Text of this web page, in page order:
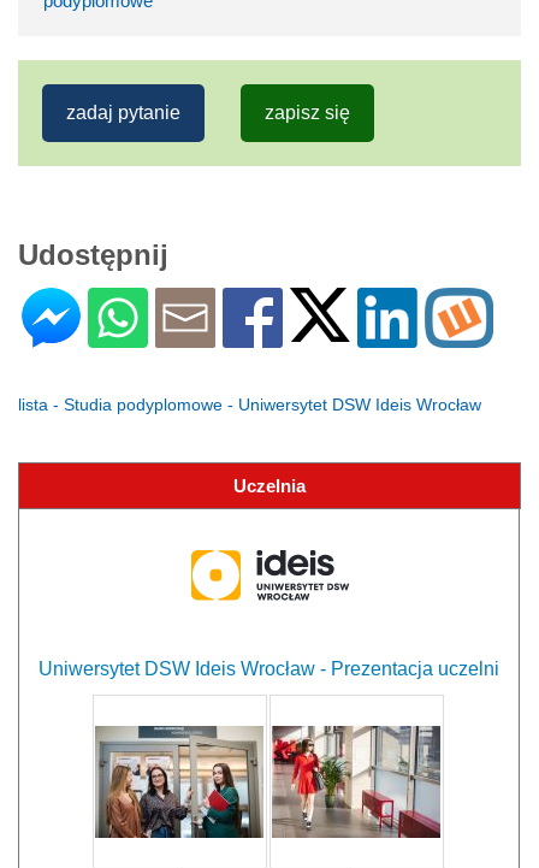
zadaj pytanie zapisz się
Udostępnij
lista - Studia podyplomowe - Uniwersytet DSW Ideis Wrocław
Uczelnia
Uniwersytet DSW Ideis Wrocław - Prezentacja uczelni